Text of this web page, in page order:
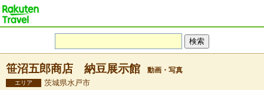
笹沼五郎商店 納豆展示館 動画・写真
エリア 茨城県水戸市